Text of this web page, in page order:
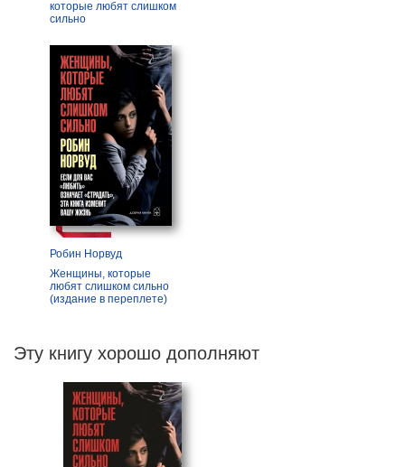
которые любят слишком
сильно
Робин Норвуд
Женщины, которые
любят слишком сильно
(издание в переплете)
Эту книгу хорошо дополняют